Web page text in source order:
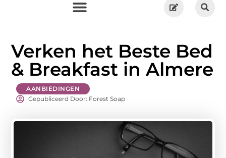
Verken het Beste Bed
& Breakfast in Almere
AANBIEDINGEN
Gepubliceerd Door: Forest Soap